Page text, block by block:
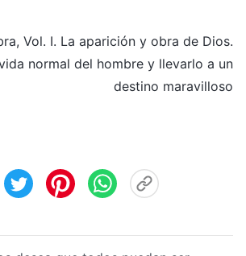
Vol. I. La aparición y obra de Dios.
normal del hombre y llevarlo a un
destino maravilloso